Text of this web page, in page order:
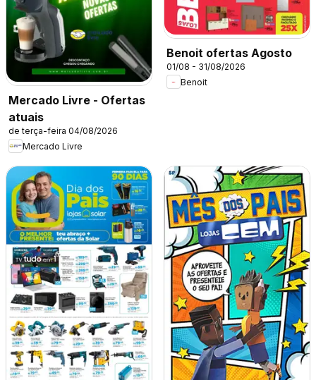
Mercado Livre - Ofertas
atuais
de terça-feira 04/08/2026
Mercado Livre
Benoit ofertas Agosto
01/08 - 31/08/2026
Benoit